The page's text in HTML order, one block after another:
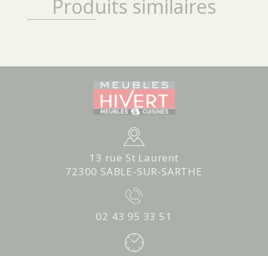
Produits similaires
13 rue St Laurent
72300 SABLE-SUR-SARTHE
02 43 95 33 51